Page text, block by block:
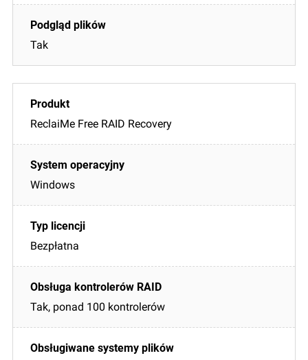
Tak
ReclaiMe Free RAID Recovery
Windows
Bezpłatna
Tak, ponad 100 kontrolerów